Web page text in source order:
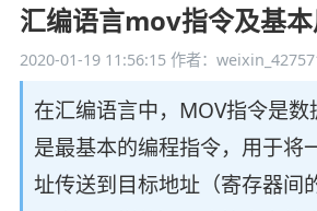
汇编语言mov指令及基
2020-01-19 11:56:15作者：
在汇编语言中，MOV指令是数
是最基本的编程指令，用于将
址传送到目标地址（寄存器间